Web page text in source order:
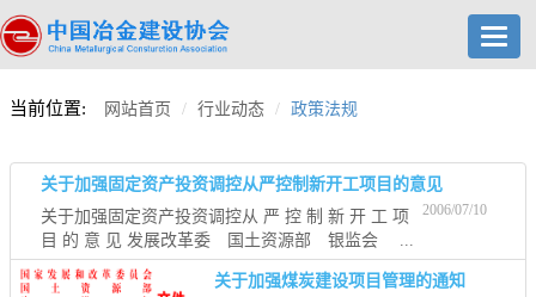
当前位置: 网站首页 行业动态 政策法规
关于加强固定资产投资调控从严控制新开工项目的意见
2006/07/10
关于加强固定资产投资调控从 严 控 制 新 开 工 项
目 的 意 见 发展改革委 国土资源部 银监会 ...
关于加强煤炭建设项目管理的通知